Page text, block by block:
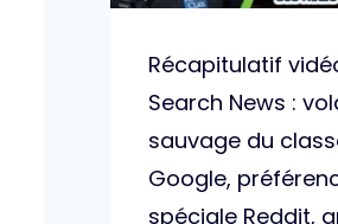
Récapitulatif
Search News :
sauvage du
Google,
spéciale Reddit,